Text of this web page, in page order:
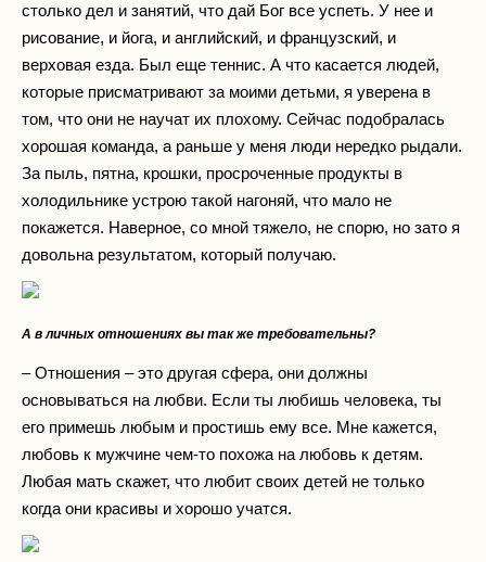
столько дел и занятий, что дай Бог все успеть. У нее и
рисование, и йога, и английский, и французский, и
верховая езда. Был еще теннис. А что касается людей,
которые присматривают за моими детьми, я уверена в
том, что они не научат их плохому. Сейчас подобралась
хорошая команда, а раньше у меня люди нередко рыдали.
За пыль, пятна, крошки, просроченные продукты в
холодильнике устрою такой нагоняй, что мало не
покажется. Наверное, со мной тяжело, не спорю, но зато я
довольна результатом, который получаю.
А в личных отношениях вы так же требовательны?
– Отношения – это другая сфера, они должны
основываться на любви. Если ты любишь человека, ты
его примешь любым и простишь ему все. Мне кажется,
любовь к мужчине чем-то похожа на любовь к детям.
Любая мать скажет, что любит своих детей не только
когда они красивы и хорошо учатся.